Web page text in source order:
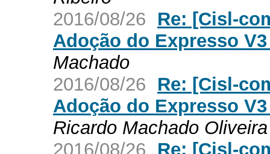
2016/08/26
Re: [Cisl-
Adoção do Expresso
Machado
2016/08/26
Re: [Cisl-
Adoção do Expresso
Ricardo Machado Oliveira
2016/08/26
Re: [Cisl-